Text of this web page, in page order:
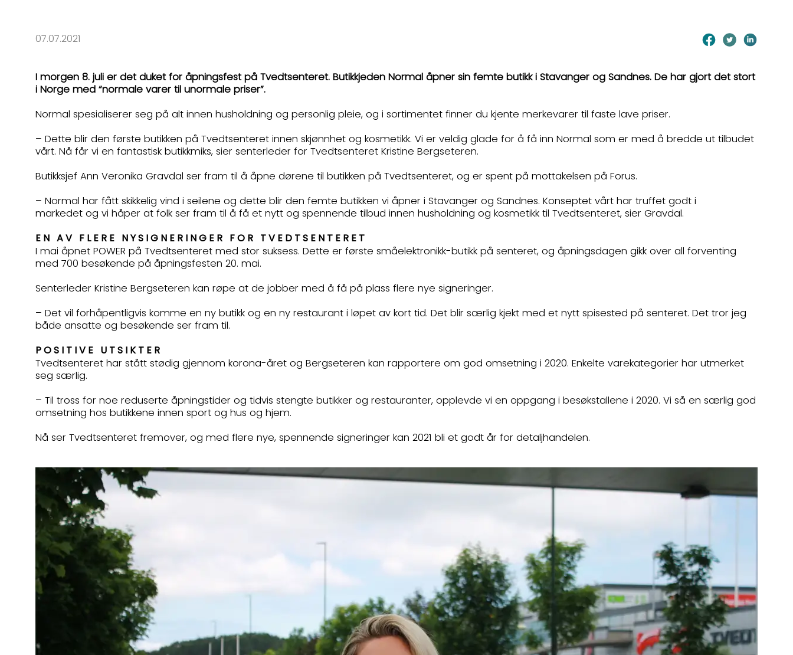
07.07.2021
I morgen 8. juli er det duket for åpningsfest på Tvedtsenteret. Butikkjeden Normal åpner sin femte butikk i Stavanger og Sandnes. De har gjort det stort
i Norge med “normale varer til unormale priser”.
Normal spesialiserer seg på alt innen husholdning og personlig pleie, og i sortimentet finner du kjente merkevarer til faste lave priser.
– Dette blir den første butikken på Tvedtsenteret innen skjønnhet og kosmetikk. Vi er veldig glade for å få inn Normal som er med å bredde ut tilbudet
vårt. Nå får vi en fantastisk butikkmiks, sier senterleder for Tvedtsenteret Kristine Bergseteren.
Butikksjef Ann Veronika Gravdal ser fram til å åpne dørene til butikken på Tvedtsenteret, og er spent på mottakelsen på Forus.
– Normal har fått skikkelig vind i seilene og dette blir den femte butikken vi åpner i Stavanger og Sandnes. Konseptet vårt har truffet godt i
markedet og vi håper at folk ser fram til å få et nytt og spennende tilbud innen husholdning og kosmetikk til Tvedtsenteret, sier Gravdal.
EN AV FLERE NYSIGNERINGER FOR TVEDTSENTERET
I mai åpnet POWER på Tvedtsenteret med stor suksess. Dette er første småelektronikk-butikk på senteret, og åpningsdagen gikk over all forventing
med 700 besøkende på åpningsfesten 20. mai.
Senterleder Kristine Bergseteren kan røpe at de jobber med å få på plass flere nye signeringer.
– Det vil forhåpentligvis komme en ny butikk og en ny restaurant i løpet av kort tid. Det blir særlig kjekt med et nytt spisested på senteret. Det tror jeg
både ansatte og besøkende ser fram til.
POSITIVE UTSIKTER
Tvedtsenteret har stått stødig gjennom korona-året og Bergseteren kan rapportere om god omsetning i 2020. Enkelte varekategorier har utmerket
seg særlig.
– Til tross for noe reduserte åpningstider og tidvis stengte butikker og restauranter, opplevde vi en oppgang i besøkstallene i 2020. Vi så en særlig god
omsetning hos butikkene innen sport og hus og hjem.
Nå ser Tvedtsenteret fremover, og med flere nye, spennende signeringer kan 2021 bli et godt år for detaljhandelen.